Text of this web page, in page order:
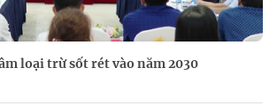
loại trừ sốt rét vào năm 2030